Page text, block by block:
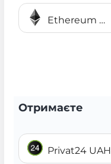
Ethereum ERC20 ETH
Отримаєте
Privat24 UAH